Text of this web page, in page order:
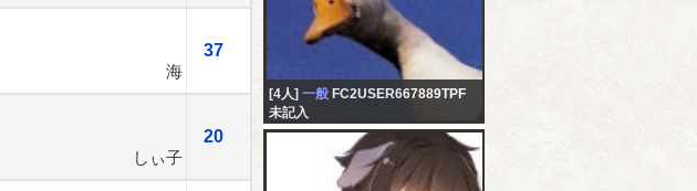
37
海
20
しぃ子
[4人] 一般 FC2USER667889TPF
未記入